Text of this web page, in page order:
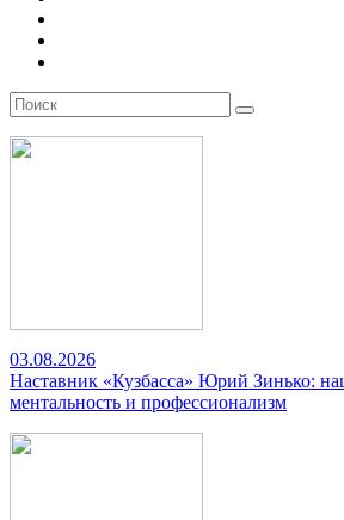
03.08.2026
Наставник «Кузбасса» Юрий Зинько:
ментальность и профессионализм